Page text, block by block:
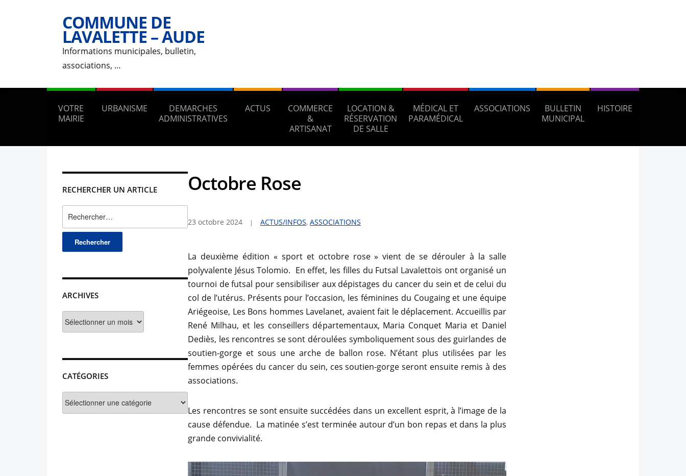
COMMUNE DE
LAVALETTE – AUDE
Informations municipales, bulletin,
associations, …
VOTRE
MAIRIE
URBANISME
DEMARCHES
ADMINISTRATIVES
ACTUS
COMMERCE
&
ARTISANAT
LOCATION &
RÉSERVATION
DE SALLE
MÉDICAL ET
PARAMÉDICAL
ASSOCIATIONS
BULLETIN
MUNICIPAL
HISTOIRE
RECHERCHER UN ARTICLE
ARCHIVES
CATÉGORIES
Octobre Rose
23 octobre 2024 ACTUS/INFOS, ASSOCIATIONS
La deuxième édition « sport et octobre rose » vient de se dérouler à la salle
polyvalente Jésus Tolomio. En effet, les filles du Futsal Lavalettois ont organisé un
tournoi de futsal pour sensibiliser aux dépistages du cancer du sein et de celui du
col de l’utérus. Présents pour l’occasion, les féminines du Cougaing et une équipe
Ariégeoise, Les Bons hommes Lavelanet, avaient fait le déplacement. Accueillis par
René Milhau, et les conseillers départementaux, Maria Conquet Maria et Daniel
Dediès, les rencontres se sont déroulées symboliquement sous des guirlandes de
soutien-gorge et sous une arche de ballon rose. N’étant plus utilisées par les
femmes opérées du cancer du sein, ces soutien-gorge seront ensuite remis à des
associations.
Les rencontres se sont ensuite succédées dans un excellent esprit, à l’image de la
cause défendue. La matinée s’est terminée autour d’un bon repas et dans la plus
grande convivialité.